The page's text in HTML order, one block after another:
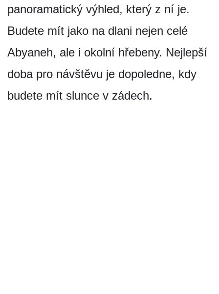
panoramatický výhled, který z ní je.
Budete mít jako na dlani nejen celé
Abyaneh, ale i okolní hřebeny. Nejlepší
doba pro návštěvu je dopoledne, kdy
budete mít slunce v zádech.